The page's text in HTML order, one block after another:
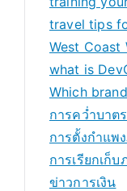
travel tips
West Coast
what is
Which
การคว่ำบาต
การตั้งกำแพ
การเรียกเก็
ข่าวการเงิน